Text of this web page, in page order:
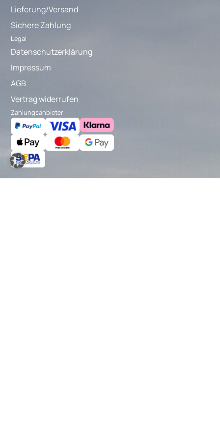
Lieferung/Versand
Sichere Zahlung
Legal
Datenschutzerklärung
Impressum
AGB
Vertrag widerrufen
Zahlungsanbieter